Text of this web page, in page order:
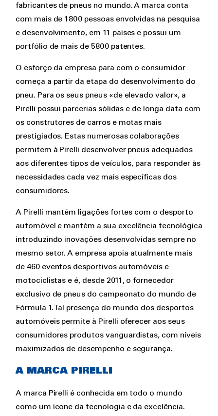
fabricantes de pneus no mundo. A marca conta
com mais de 1800 pessoas envolvidas na pesquisa
e desenvolvimento, em 11 países e possui um
portfólio de mais de 5800 patentes.
O esforço da empresa para com o consumidor
começa a partir da etapa do desenvolvimento do
pneu. Para os seus pneus «de elevado valor», a
Pirelli possui parcerias sólidas e de longa data com
os construtores de carros e motas mais
prestigiados. Estas numerosas colaborações
permitem à Pirelli desenvolver pneus adequados
aos diferentes tipos de veículos, para responder às
necessidades cada vez mais específicas dos
consumidores.
A Pirelli mantém ligações fortes com o desporto
automóvel e mantém a sua excelência tecnológica
introduzindo inovações desenvolvidas sempre no
mesmo setor. A empresa apoia atualmente mais
de 460 eventos desportivos automóveis e
motociclistas e é, desde 2011, o fornecedor
exclusivo de pneus do campeonato do mundo de
Fórmula 1. Tal presença do mundo dos desportos
automóveis permite à Pirelli oferecer aos seus
consumidores produtos vanguardistas, com níveis
maximizados de desempenho e segurança.
A MARCA PIRELLI
A marca Pirelli é conhecida em todo o mundo
como um ícone da tecnologia e da excelência.